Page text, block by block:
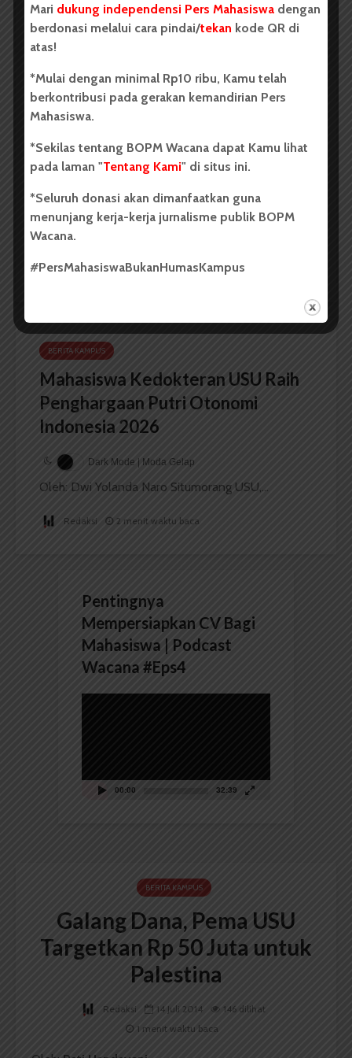
Redaksi 2 menit waktu baca
BERITA KAMPUS
FIB USU Gelar Seminar
Internasional The Importance of
North Sumatra – Aceh in
Indonesian Historiography
...
Redaksi 2 menit waktu baca
BERITA KAMPUS
Mahasiswa Kedokteran USU Raih
Penghargaan Putri Otonomi
Indonesia 2026
Dark Mode | Moda Gelap
Oleh: Dwi Yolanda Naro Situmorang USU,...
Redaksi 2 menit waktu baca
Pentingnya
Mempersiapkan CV Bagi
Mahasiswa | Podcast
Wacana #Eps4
00:00 32:39
BERITA KAMPUS
Galang Dana, Pema USU
Targetkan Rp 50 Juta untuk
Palestina
Redaksi 14 Juli 2014
146 dilihat
1 menit waktu baca
Mari dukung independensi Pers Mahasiswa dengan
berdonasi melalui cara pindai/tekan kode QR di
atas!
*Mulai dengan minimal Rp10 ribu, Kamu telah
berkontribusi pada gerakan kemandirian Pers
Mahasiswa.
*Sekilas tentang BOPM Wacana dapat Kamu lihat
pada laman "Tentang Kami" di situs ini.
*Seluruh donasi akan dimanfaatkan guna
menunjang kerja-kerja jurnalisme publik BOPM
Wacana.
#PersMahasiswaBukanHumasKampus